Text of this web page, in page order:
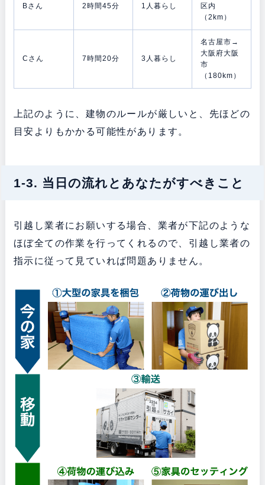
Bさん 2時間45分 1人暮らし
区内
（2km）
Cさん 7時間20分 3人暮らし
名古屋市→
大阪府大阪
市
（180km）
上記のように、建物のルールが厳しいと、先ほどの
目安よりもかかる可能性があります。
1-3. 当日の流れとあなたがすべきこと
引越し業者にお願いする場合、業者が下記のような
ほぼ全ての作業を行ってくれるので、引越し業者の
指示に従って見ていれば問題ありません。